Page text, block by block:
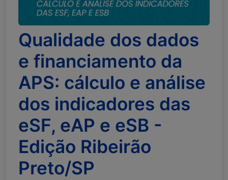
Qualidade dos dados
e financiamento da
APS: cálculo e análise
dos indicadores das
eSF, eAP e eSB -
Edição Ribeirão
Preto/SP